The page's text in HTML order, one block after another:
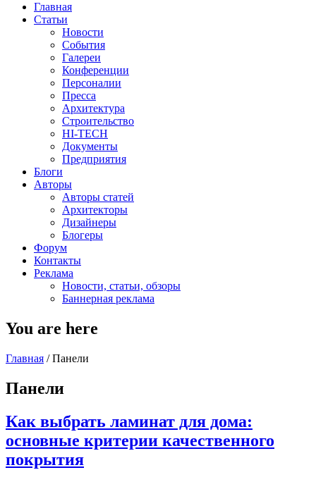
Главная
Статьи
Новости
События
Галереи
Конференции
Персоналии
Пресса
Архитектура
Строительство
HI-TECH
Документы
Предприятия
Блоги
Авторы
Авторы статей
Архитекторы
Дизайнеры
Блогеры
Форум
Контакты
Реклама
Новости, статьи, обзоры
Баннерная реклама
You are here
Главная / Панели
Панели
Как выбрать ламинат для дома:
основные критерии качественного
покрытия